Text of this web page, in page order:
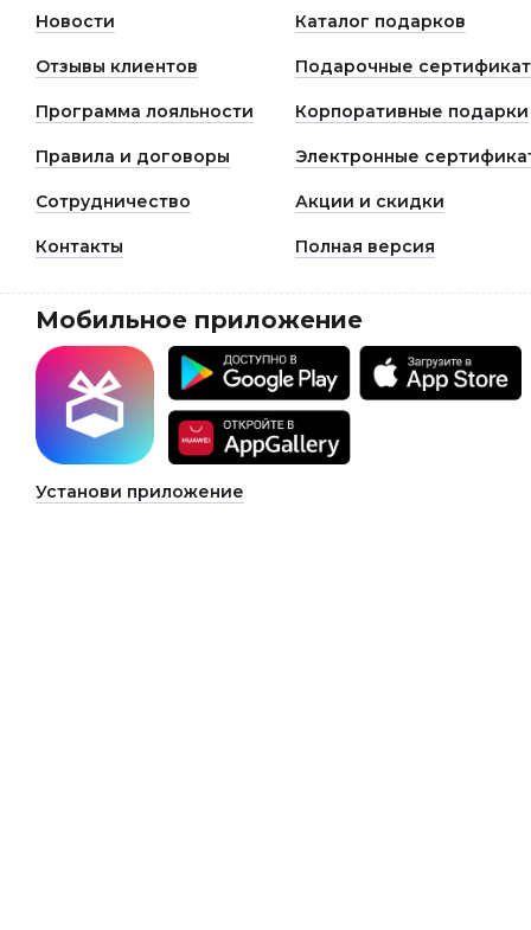
Новости Каталог подарков
Отзывы клиентов Подарочные
Программа лояльности Корпоративные подарки
Правила и договоры Электронные
Сотрудничество Акции и скидки
Контакты Полная версия
Мобильное приложение
Установи приложение